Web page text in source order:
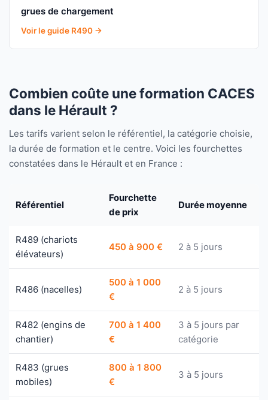
grues de chargement
Voir le guide R490 →
Combien coûte une formation CACES
dans le Hérault ?
Les tarifs varient selon le référentiel, la catégorie choisie,
la durée de formation et le centre. Voici les fourchettes
constatées dans le Hérault et en France :
Référentiel
Fourchette
de prix
Durée moyenne
R489 (chariots
élévateurs)
450 à 900 € 2 à 5 jours
R486 (nacelles)
500 à 1 000
€
2 à 5 jours
R482 (engins de
chantier)
700 à 1 400
€
3 à 5 jours par
catégorie
R483 (grues
mobiles)
800 à 1 800
€
3 à 5 jours